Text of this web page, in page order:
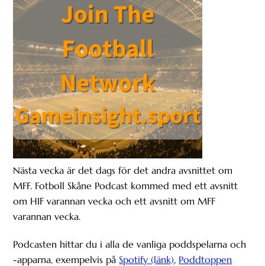
Nästa vecka är det dags för det andra avsnittet om
MFF. Fotboll Skåne Podcast kommed med ett avsnitt
om HIF varannan vecka och ett avsnitt om MFF
varannan vecka.
Podcasten hittar du i alla de vanliga poddspelarna och
-apparna, exempelvis påSpotify (länk), Poddtoppen